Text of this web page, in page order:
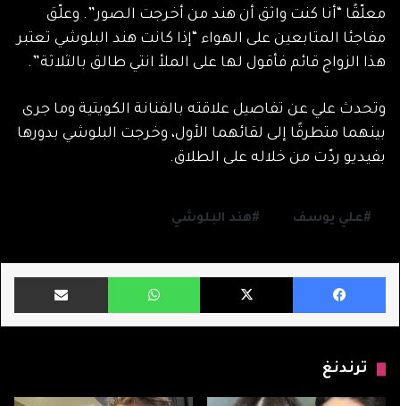
معلّقًا “أنا كنت واثق أن هند من أخرجت الصور”. وعلّق
مفاجئا المتابعين على الهواء “إذا كانت هند البلوشي تعتبر
هذا الزواج قائم فأقول لها على الملأ انتي طالق بالثلاثة”.
وتحدث علي عن تفاصيل علاقته بالفنانة الكويتية وما جرى
بينهما متطرقًا إلى لقائهما الأول، وخرجت البلوشي بدورها
بفيديو ردّت من خلاله على الطلاق.
علي يوسف هند البلوشي
فيسبوك X واتساب مشاركة
ترندنغ